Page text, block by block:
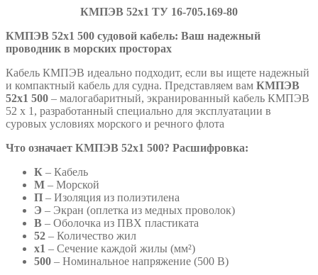
КМПЭВ 52х1 ТУ 16-705.169-80
КМПЭВ 52х1 500 судовой кабель: Ваш надежный
проводник в морских просторах
Кабель КМПЭВ идеально подходит, если вы ищете надежный
и компактный кабель для судна. Представляем вам КМПЭВ
52х1 500 – малогабаритный, экранированный кабель КМПЭВ
52 х 1, разработанный специально для эксплуатации в
суровых условиях морского и речного флота
Что означает КМПЭВ 52х1 500? Расшифровка:
К – Кабель
М – Морской
П – Изоляция из полиэтилена
Э – Экран (оплетка из медных проволок)
В – Оболочка из ПВХ пластиката
52 – Количество жил
х1 – Сечение каждой жилы (мм²)
500 – Номинальное напряжение (500 В)